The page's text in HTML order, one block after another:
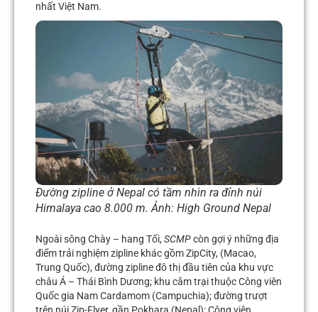
nhất Việt Nam.
Đường zipline ở Nepal có tầm nhìn ra đỉnh núi
Himalaya cao 8.000 m. Ảnh: High Ground Nepal
Ngoài sông Chày – hang Tối, SCMPcòn gợi ý những địa
điểm trải nghiệm zipline khác gồm ZipCity, (Macao,
Trung Quốc), đường zipline đô thị đầu tiên của khu vực
châu Á – Thái Bình Dương; khu cắm trại thuộc Công viên
Quốc gia Nam Cardamom (Campuchia); đường trượt
trên núi Zip-Flyer, gần Pokhara (Nepal); Công viên